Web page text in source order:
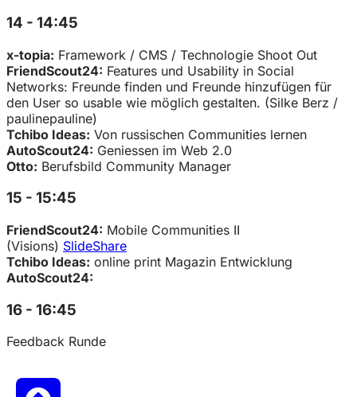
14 - 14:45
x-topia: Framework / CMS / Technologie Shoot Out
FriendScout24: Features und Usability in Social
Networks: Freunde finden und Freunde hinzufügen für
den User so usable wie möglich gestalten. (Silke Berz /
paulinepauline)
Tchibo Ideas: Von russischen Communities lernen
AutoScout24: Geniessen im Web 2.0
Otto: Berufsbild Community Manager
15 - 15:45
FriendScout24: Mobile Communities II
(Visions) SlideShare
Tchibo Ideas: online print Magazin Entwicklung
AutoScout24:
16 - 16:45
Feedback Runde